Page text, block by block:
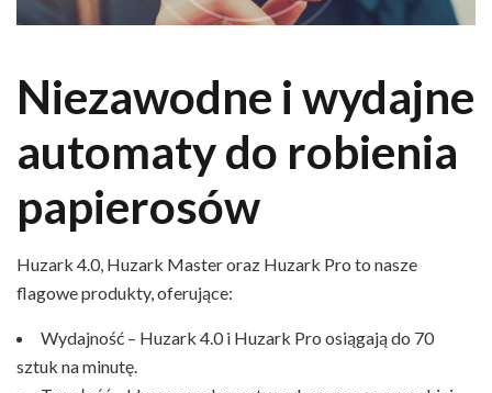
Niezawodne i wydajne
automaty do robienia
papierosów
Huzark 4.0, Huzark Master oraz Huzark Pro to nasze
flagowe produkty, oferujące:
Wydajność – Huzark 4.0 i Huzark Pro osiągają do 70
sztuk na minutę.